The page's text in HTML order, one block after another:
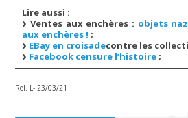
Lire aussi :
Ventes aux enchères : objets
aux enchères ! ;
EBay en croisadecontre les
Facebook censure l’histoire ;
Rel. L- 23/03/21